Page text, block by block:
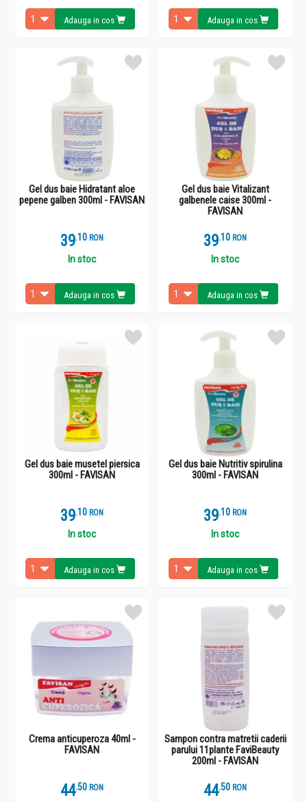
Adauga in cos Adauga in cos
Gel dus baie Hidratant aloe
pepene galben 300ml - FAVISAN
39.1 RON
In stoc
Adauga in cos
Gel dus baie Vitalizant
galbenele caise 300ml -
FAVISAN
39.1 RON
In stoc
Adauga in cos
Gel dus baie musetel piersica
300ml - FAVISAN
39.1 RON
In stoc
Adauga in cos
Gel dus baie Nutritiv spirulina
300ml - FAVISAN
39.1 RON
In stoc
Adauga in cos
Crema anticuperoza 40ml -
FAVISAN
44.5 RON
Sampon contra matretii caderii
parului 11plante FaviBeauty
200ml - FAVISAN
44.5 RON